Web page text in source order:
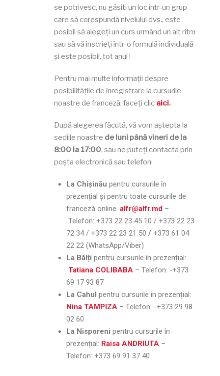
se potrivesc, nu găsiți un loc într-un grup
care să corespundă nivelului dvs., este
posibil să alegeți un curs urmând un alt ritm
sau să vă înscrieți într-o formulă individuală
și este posibil, tot anul !
Pentru mai multe informații despre
posibilitățile de înregistrare la cursurile
noastre de franceză, faceți clic aici.
După alegerea făcută, vă vom aștepta la
sediile noastre de luni până vineri de la
8:00 la 17:00, sau ne puteți contacta prin
poșta electronică sau telefon:
La Chișinău pentru cursurile în
prezențial și pentru toate cursurile de
franceză online: alfr@alfr.md –
Telefon: +373 22 23 45 10 / +373 22 23
72 34 / +373 22 23 21 50 / +373 61 04
22 22 (WhatsApp/Viber)
La Bălți pentru cursurile în prezențial:
Tatiana COLIBABA – Telefon: -+373
69 17 93 87
La Cahul pentru cursurile în prezențial:
Nina TAMPIZA – Telefon: -+373 29 98
02 60
La Nisporeni pentru cursurile în
prezențial: Raisa ANDRIUTA –
Telefon: +373 69 91 37 40